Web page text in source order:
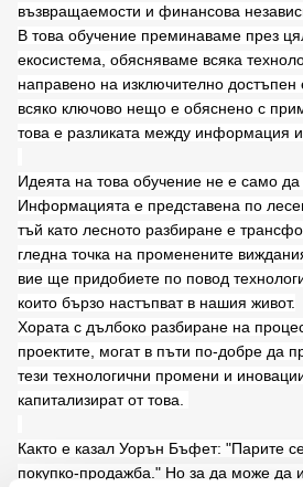
възвращаемости и финансова
В това обучение преминаваме през
екосистема, обясняваме всяка
направено на изключително
всяко ключово нещо е обяснено с
това е разликата между информация
Идеята на това обучение не е само
Информацията е представена по
тъй като лесното разбиране е
гледна точка на променените
вие ще придобиете по повод
които бързо настъпват в нашия живот.
Хората с дълбоко разбиране на
проектите, могат в пъти по-добре да
тези технологични промени и
капитализират от това.
Както е казал Уорън Бъфет: "Парите
покупко-продажба." Но за да може да